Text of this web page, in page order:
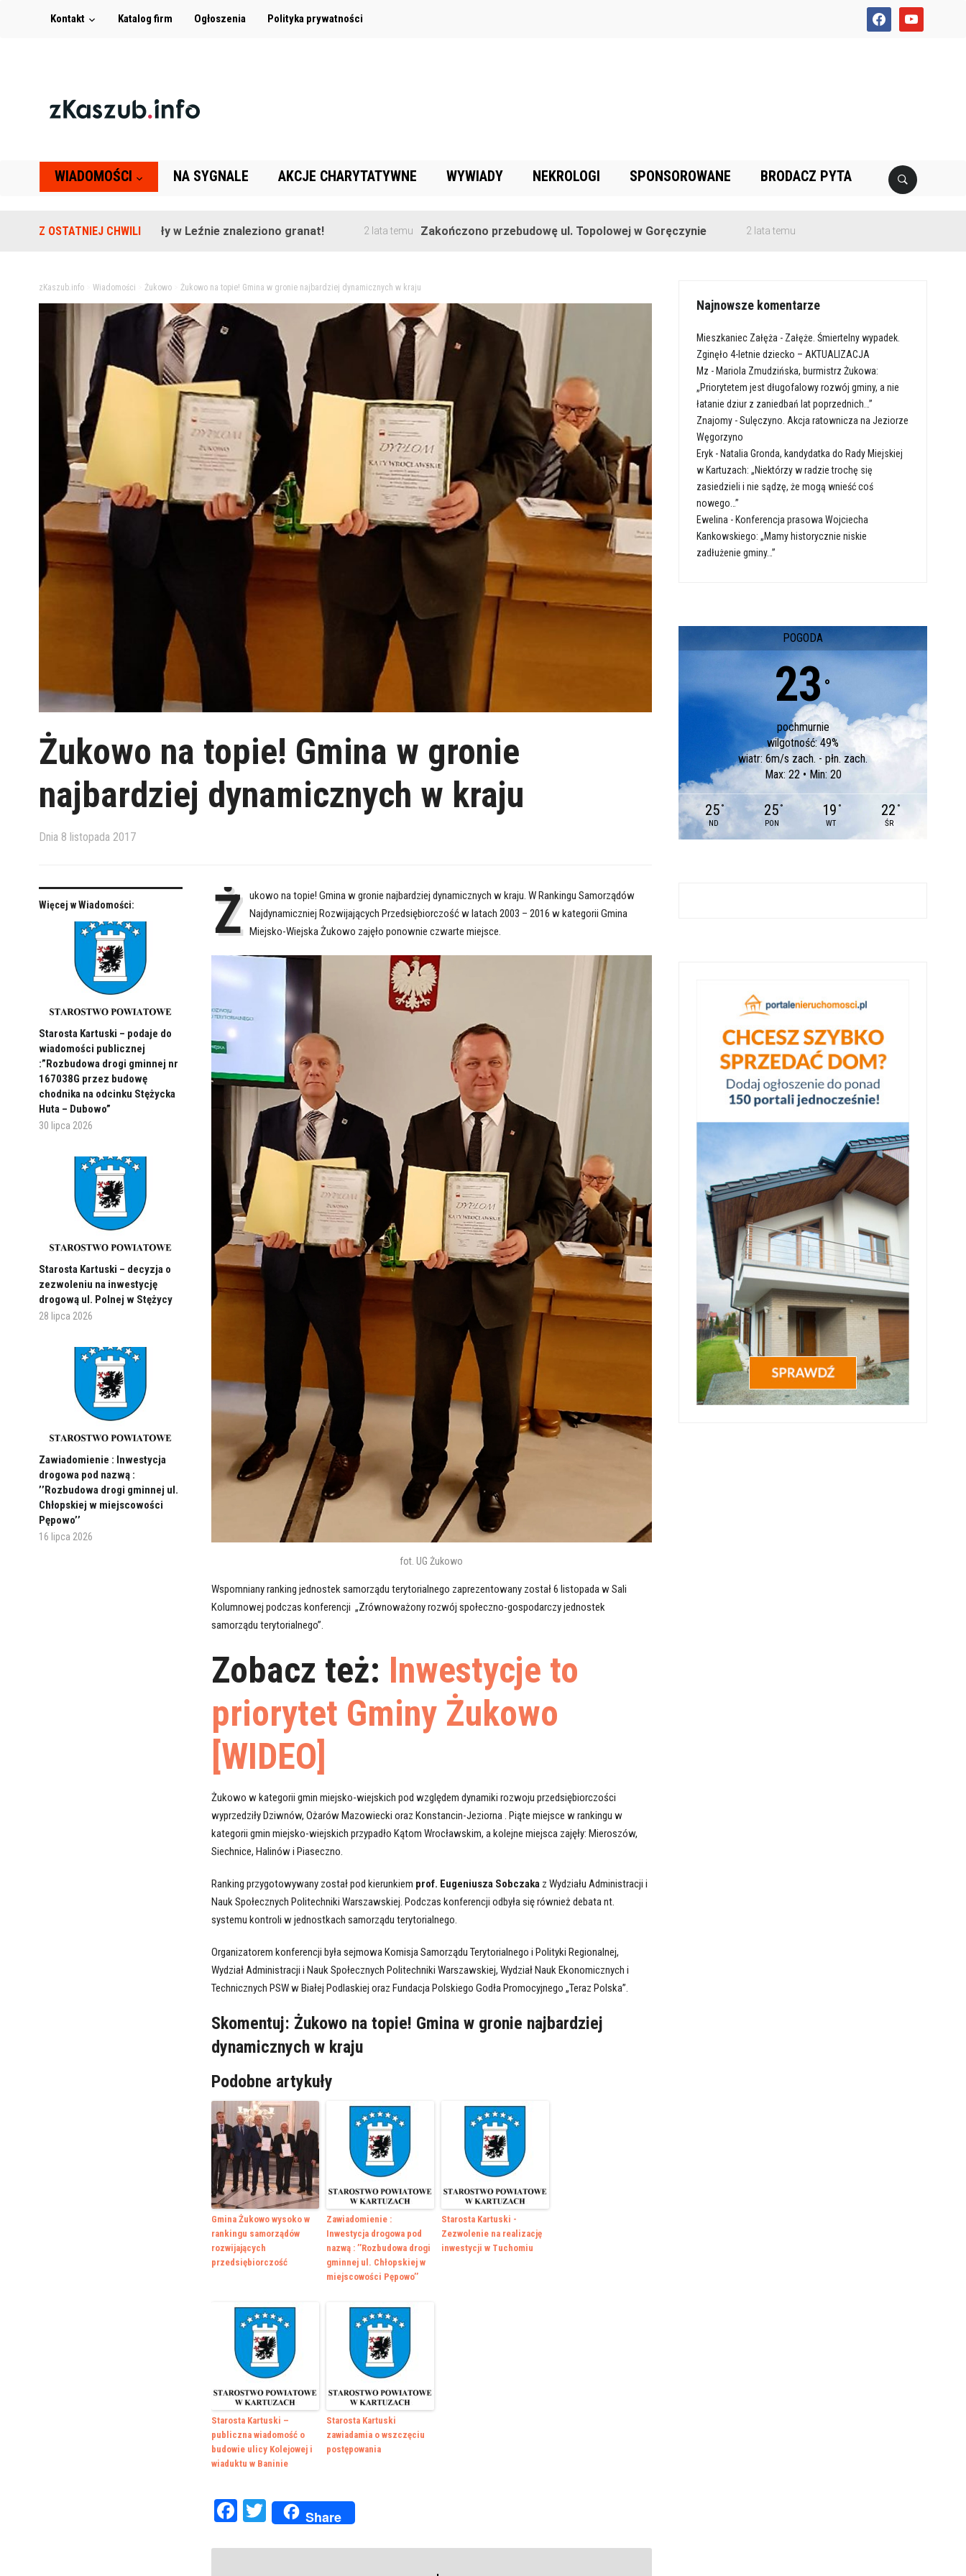
facebookyoutube
Kontakt Katalog firm Ogłoszenia Polityka prywatności
WIADOMOŚCI NA SYGNALE AKCJE CHARYTATYWNE WYWIADY NEKROLOGI SPONSOROWANE BRODACZ PYTA
Z OSTATNIEJ CHWILI
Na terenie szkoły w Leźnie znaleziono granat! 2 lata temu Zakończono przebudowę ul. Topolowej w Goręczynie 2 lata temu
zKaszub.info> Wiadomości Żukowo> Żukowo na topie! Gmina w gronie najbardziej dynamicznych w kraju
Żukowo na topie! Gmina w gronie
najbardziej dynamicznych w kraju
Dnia 8 listopada 2017
Więcej w Wiadomości:
Starosta Kartuski – podaje do
wiadomości publicznej
:”Rozbudowa drogi gminnej nr
167038G przez budowę
chodnika na odcinku Stężycka
Huta – Dubowo”
30 lipca 2026
Starosta Kartuski – decyzja o
zezwoleniu na inwestycję
drogową ul. Polnej w Stężycy
28 lipca 2026
Zawiadomienie : Inwestycja
drogowa pod nazwą :
’’Rozbudowa drogi gminnej ul.
Chłopskiej w miejscowości
Pępowo’’
16 lipca 2026
Ż ukowo na topie! Gmina w gronie najbardziej dynamicznych w kraju. W Rankingu Samorządów
Najdynamiczniej Rozwijających Przedsiębiorczość w latach 2003 – 2016 w kategorii Gmina
Miejsko-Wiejska Żukowo zajęło ponownie czwarte miejsce.
fot. UG Żukowo
Wspomniany ranking jednostek samorządu terytorialnego zaprezentowany został 6 listopada w Sali
Kolumnowej podczas konferencji „Zrównoważony rozwój społeczno-gospodarczy jednostek
samorządu terytorialnego”.
Zobacz też: Inwestycje to
priorytet Gminy Żukowo
[WIDEO]
Żukowo w kategorii gmin miejsko-wiejskich pod względem dynamiki rozwoju przedsiębiorczości
wyprzedziły Dziwnów, Ożarów Mazowiecki oraz Konstancin-Jeziorna . Piąte miejsce w rankingu w
kategorii gmin miejsko-wiejskich przypadło Kątom Wrocławskim, a kolejne miejsca zajęły: Mieroszów,
Siechnice, Halinów i Piaseczno.
Ranking przygotowywany został pod kierunkiem prof. Eugeniusza Sobczakaz Wydziału Administracji i
Nauk Społecznych Politechniki Warszawskiej. Podczas konferencji odbyła się również debata nt.
systemu kontroli w jednostkach samorządu terytorialnego.
Organizatorem konferencji była sejmowa Komisja Samorządu Terytorialnego i Polityki Regionalnej,
Wydział Administracji i Nauk Społecznych Politechniki Warszawskiej, Wydział Nauk Ekonomicznych i
Technicznych PSW w Białej Podlaskiej oraz Fundacja Polskiego Godła Promocyjnego „Teraz Polska”.
Skomentuj: Żukowo na topie! Gmina w gronie najbardziej
dynamicznych w kraju
Podobne artykuły
Gmina Żukowo wysoko w
rankingu samorządów
rozwijających
przedsiębiorczość
Zawiadomienie :
Inwestycja drogowa pod
nazwą : ’’Rozbudowa drogi
gminnej ul. Chłopskiej w
miejscowości Pępowo’’
Starosta Kartuski -
Zezwolenie na realizację
inwestycji w Tuchomiu
Starosta Kartuski –
publiczna wiadomość o
budowie ulicy Kolejowej i
wiaduktu w Baninie
Starosta Kartuski
zawiadamia o wszczęciu
postępowania
Facebook
Twitter
Share
Najnowsze komentarze
Mieszkaniec Załęża - Załęże. Śmiertelny wypadek.
Zginęło 4-letnie dziecko – AKTUALIZACJA
Mz - Mariola Zmudzińska, burmistrz Żukowa:
„Priorytetem jest długofalowy rozwój gminy, a nie
łatanie dziur z zaniedbań lat poprzednich…”
Znajomy -Sulęczyno. Akcja ratownicza na Jeziorze
Węgorzyno
Eryk - Natalia Gronda, kandydatka do Rady Miejskiej
w Kartuzach: „Niektórzy w radzie trochę się
zasiedzieli i nie sądzę, że mogą wnieść coś
nowego…”
Ewelina - Konferencja prasowa Wojciecha
Kankowskiego: „Mamy historycznie niskie
zadłużenie gminy…”
POGODA
23 °
pochmurnie
wilgotność: 49%
wiatr: 6m/s zach. - płn. zach.
Max: 22 • Min: 20
25 °
ND
25 °
PON
19 °
WT
22 °
ŚR